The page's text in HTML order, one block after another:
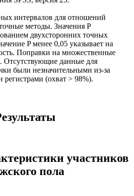
интервалов для отношений
методы. Значения P
двухсторонних точных
P менее 0,05 указывает на
Поправки на множественные
Отсутствующие данные для
были незначительными из-за
регистрами (охват > 98%).
участников
пола